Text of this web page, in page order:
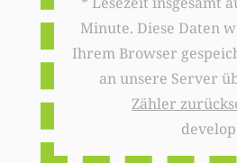
Minute. Diese Daten
Ihrem Browser
an unsere Server
Zähler